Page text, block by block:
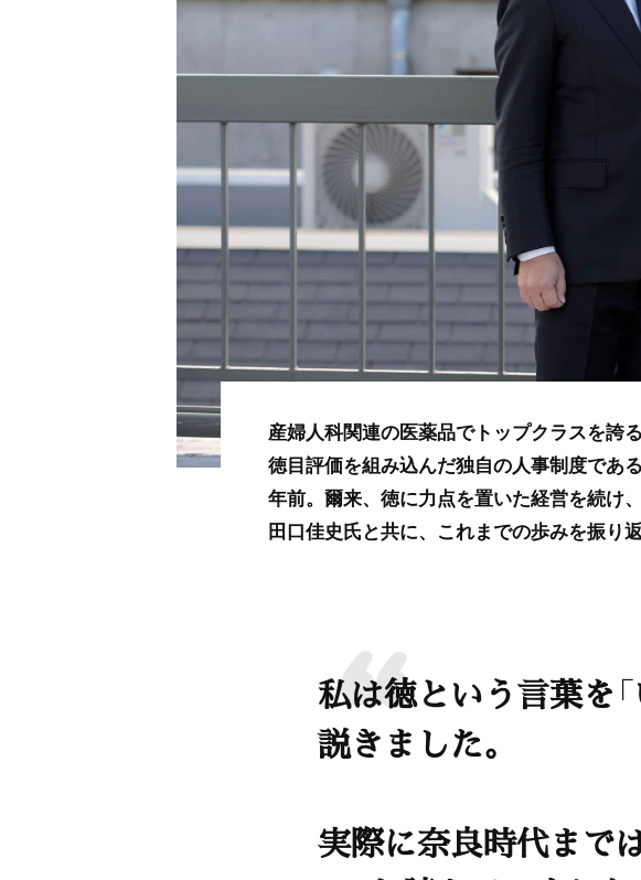
産婦人科関連の医薬品でトップクラスを誇
徳目評価を組み込んだ独自の人事制度であ
年前。爾来、徳に力点を置いた経営を続け
田口佳史氏と共に、これまでの歩みを振り
私は徳という言葉を
説きました。
実際に奈良時代まで